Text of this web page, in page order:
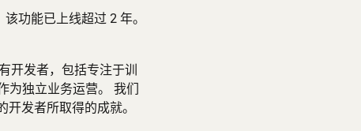
功能已上线超过 2 年。
开发者，包括专注于训
为独立业务运营。 我们
发者所取得的成就。